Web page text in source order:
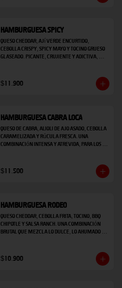
Hamburguesa Spicy
Queso cheddar, ají verde encurtido,
cebolla crispy, spicy mayo y tocino grueso
glaseado. Picante, crujiente y adictiva,
$11.900
Hamburguesa Cabra Loca
Queso de cabra, alioli de ajo asado, cebolla
caramelizada y rúcula fresca. Una
combinación intensa y atrevida, para los
$11.500
Hamburguesa Rodeo
Queso cheddar, cebolla frita, tocino, BBQ
chipotle y salsa ranch. Una combinación
brutal que mezcla lo dulce, lo ahumado y
$10.900